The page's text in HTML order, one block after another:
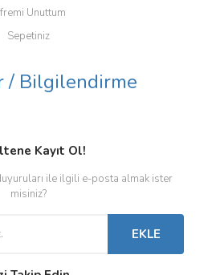
Unuttum
Sepetiniz
/ Bilgilendirme
Kayıt Ol!
ile ilgili e-posta almak ister
misiniz?
EKLE